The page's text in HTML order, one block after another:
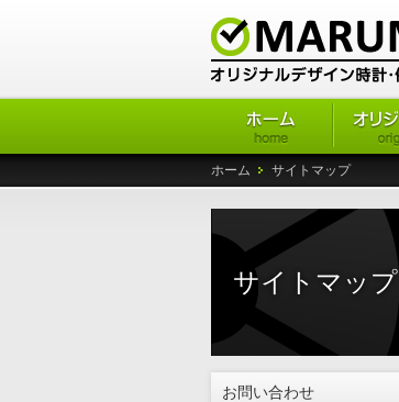
ホーム サイトマップ
サイトマップ
お問い合わせ